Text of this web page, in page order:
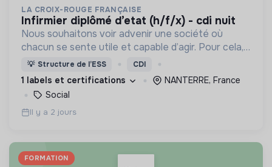
LA CROIX-ROUGE FRANÇAISE
infirmier diplômé d’etat (h/f/x) - cdi nuit
Nous souhaitons voir advenir une société où
chacun se sente utile et capable d’agir. Pour cela,
nous proposons des moyens et des lieux
d’engagement innovants et adaptés à tous.
💡 Structure de l’ESS CDI
1 labels et certifications
NANTERRE, France
Social
Il y a 2 jours
FORMATION